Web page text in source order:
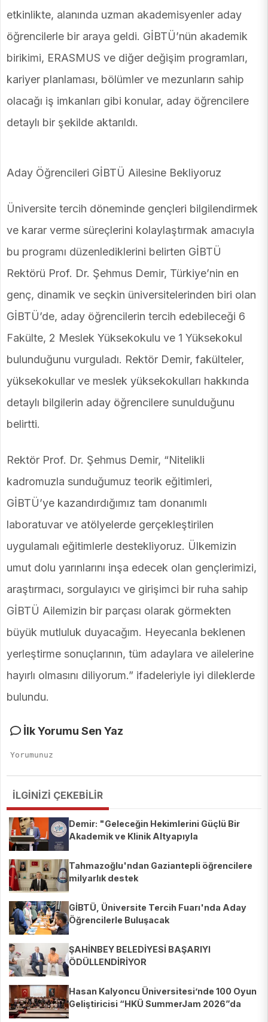
etkinlikte, alanında uzman akademisyenler aday
öğrencilerle bir araya geldi. GİBTÜ’nün akademik
birikimi, ERASMUS ve diğer değişim programları,
kariyer planlaması, bölümler ve mezunların sahip
olacağı iş imkanları gibi konular, aday öğrencilere
detaylı bir şekilde aktarıldı.
Aday Öğrencileri GİBTÜ Ailesine Bekliyoruz
Üniversite tercih döneminde gençleri bilgilendirmek
ve karar verme süreçlerini kolaylaştırmak amacıyla
bu programı düzenlediklerini belirten GİBTÜ
Rektörü Prof. Dr. Şehmus Demir, Türkiye’nin en
genç, dinamik ve seçkin üniversitelerinden biri olan
GİBTÜ’de, aday öğrencilerin tercih edebileceği 6
Fakülte, 2 Meslek Yüksekokulu ve 1 Yüksekokul
bulunduğunu vurguladı. Rektör Demir, fakülteler,
yüksekokullar ve meslek yüksekokulları hakkında
detaylı bilgilerin aday öğrencilere sunulduğunu
belirtti.
Rektör Prof. Dr. Şehmus Demir, “Nitelikli
kadromuzla sunduğumuz teorik eğitimleri,
GİBTÜ’ye kazandırdığımız tam donanımlı
laboratuvar ve atölyelerde gerçekleştirilen
uygulamalı eğitimlerle destekliyoruz. Ülkemizin
umut dolu yarınlarını inşa edecek olan gençlerimizi,
araştırmacı, sorgulayıcı ve girişimci bir ruha sahip
GİBTÜ Ailemizin bir parçası olarak görmekten
büyük mutluluk duyacağım. Heyecanla beklenen
yerleştirme sonuçlarının, tüm adaylara ve ailelerine
hayırlı olmasını diliyorum.” ifadeleriyle iyi dileklerde
bulundu.
İlk Yorumu Sen Yaz
İLGİNİZİ ÇEKEBİLİR
Demir: "Geleceğin Hekimlerini Güçlü Bir
Akademik ve Klinik Altyapıyla
Tahmazoğlu'ndan Gaziantepli öğrencilere
milyarlık destek
GİBTÜ, Üniversite Tercih Fuarı'nda Aday
Öğrencilerle Buluşacak
ŞAHİNBEY BELEDİYESİ BAŞARIYI
ÖDÜLLENDİRİYOR
Hasan Kalyoncu Üniversitesi’nde 100 Oyun
Geliştiricisi “HKÜ SummerJam 2026”da